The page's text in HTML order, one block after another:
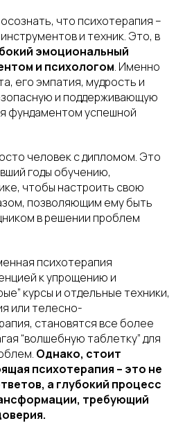
что психотерапия –
и техник. Это, в
эмоциональный
и психологом. Именно
его эмпатия, мудрость и
и поддерживающую
фундаментом успешной
человек с дипломом. Это
годы обучению,
чтобы настроить свою
позволяющим ему быть
в решении проблем
психотерапия
к упрощению и
курсы и отдельные техники,
или телесно-
становятся все более
“волшебную таблетку” для
Однако, стоит
психотерапия – это не
а глубокий процесс
требующий